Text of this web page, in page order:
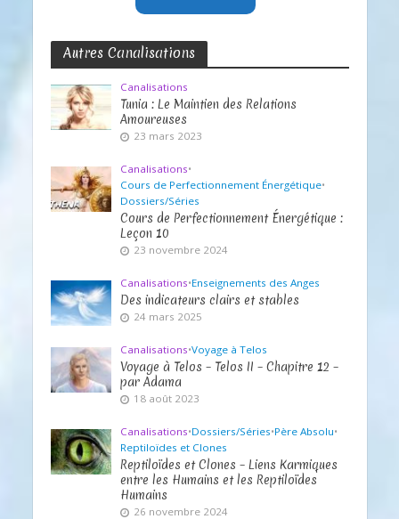
Autres Canalisations
Canalisations
Tunia : Le Maintien des Relations
Amoureuses
23 mars 2023
Canalisations•
Cours de Perfectionnement Énergétique•
Dossiers/Séries
Cours de Perfectionnement Énergétique :
Leçon 10
23 novembre 2024
Canalisations•Enseignements des Anges
Des indicateurs clairs et stables
24 mars 2025
Canalisations•Voyage à Telos
Voyage à Telos – Telos II – Chapitre 12 –
par Adama
18 août 2023
Canalisations•Dossiers/Séries•Père Absolu•
Reptiloïdes et Clones
Reptiloïdes et Clones – Liens Karmiques
entre les Humains et les Reptiloïdes
Humains
26 novembre 2024